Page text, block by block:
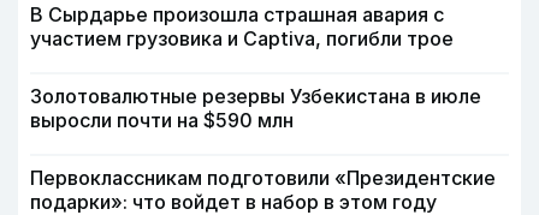
В Сырдарье произошла страшная авария с
участием грузовика и Captiva, погибли трое
Золотовалютные резервы Узбекистана в июле
выросли почти на $590 млн
Первоклассникам подготовили «Президентские
подарки»: что войдет в набор в этом году